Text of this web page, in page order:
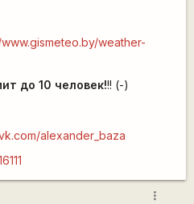
weather-
до 10 человек!!! (-)
alexander_baza
more_vert